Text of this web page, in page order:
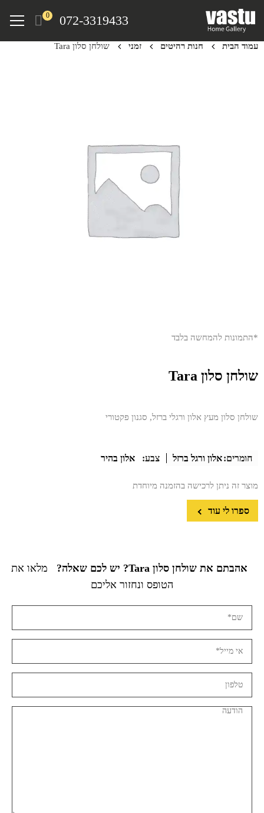
072-3319433
0
Menu
עמוד הבית חנות רהיטים זמני שולחן סלון Tara
*התמונות להמחשה בלבד
שולחן סלון Tara
שולחן סלון מעץ אלון ורגלי ברזל, סגנון פקטורי
חומרים:אלון ורגל ברזל צבע: אלון בהיר
מוצר זה ניתן לרכישה בהזמנה מיוחדת
ספרו לי עוד
אהבתם את שולחן סלון Tara? יש לכם שאלה?
מלאו את
הטופס ונחזור אליכם